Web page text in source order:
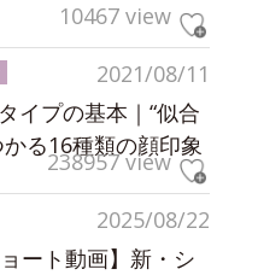
10467 view
2021/08/11
イプの基本｜“似合
かる16種類の顔印象
238957 view
2025/08/22
ョート動画】新・シ